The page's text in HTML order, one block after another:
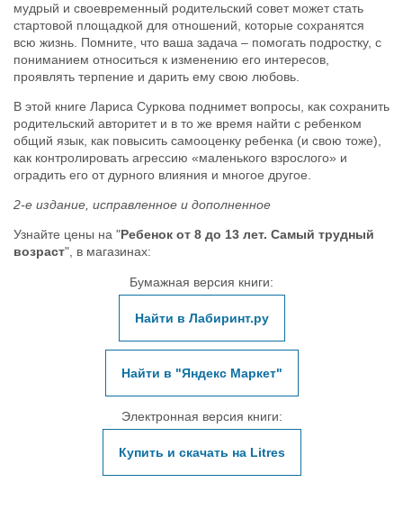
мудрый и своевременный родительский совет может стать
стартовой площадкой для отношений, которые сохранятся
всю жизнь. Помните, что ваша задача – помогать подростку, с
пониманием относиться к изменению его интересов,
проявлять терпение и дарить ему свою любовь.
В этой книге Лариса Суркова поднимет вопросы, как сохранить
родительский авторитет и в то же время найти с ребенком
общий язык, как повысить самооценку ребенка (и свою тоже),
как контролировать агрессию «маленького взрослого» и
оградить его от дурного влияния и многое другое.
2-е издание, исправленное и дополненное
Узнайте цены на "Ребенок от 8 до 13 лет. Самый трудный
возраст", в магазинах:
Бумажная версия книги:
Найти в Лабиринт.ру
Найти в "Яндекс Маркет"
Электронная версия книги:
Купить и скачать на Litres